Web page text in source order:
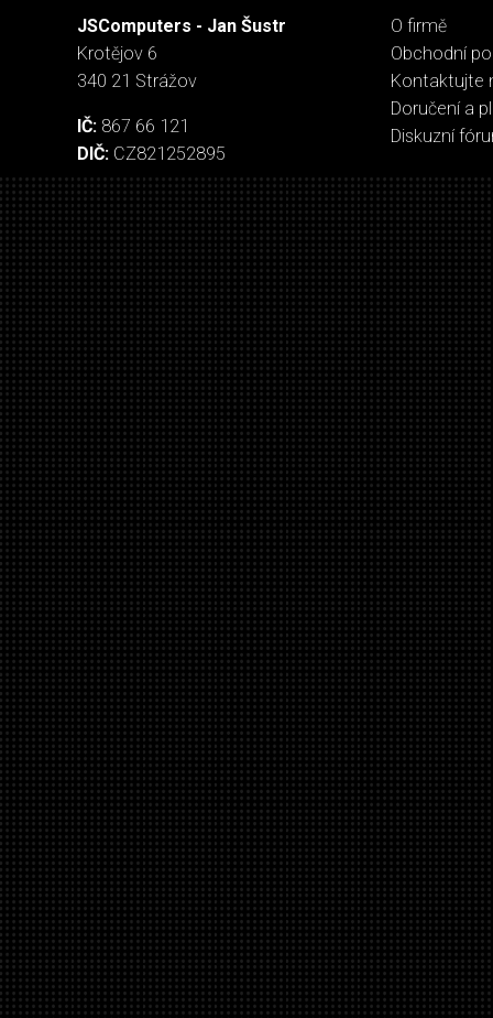
JSComputers - Jan Šustr
Krotějov 6
340 21 Strážov
IČ: 867 66 121
DIČ: CZ821252895
O firmě
Obchodní
Kontaktujte
Doručení a
Diskuzní